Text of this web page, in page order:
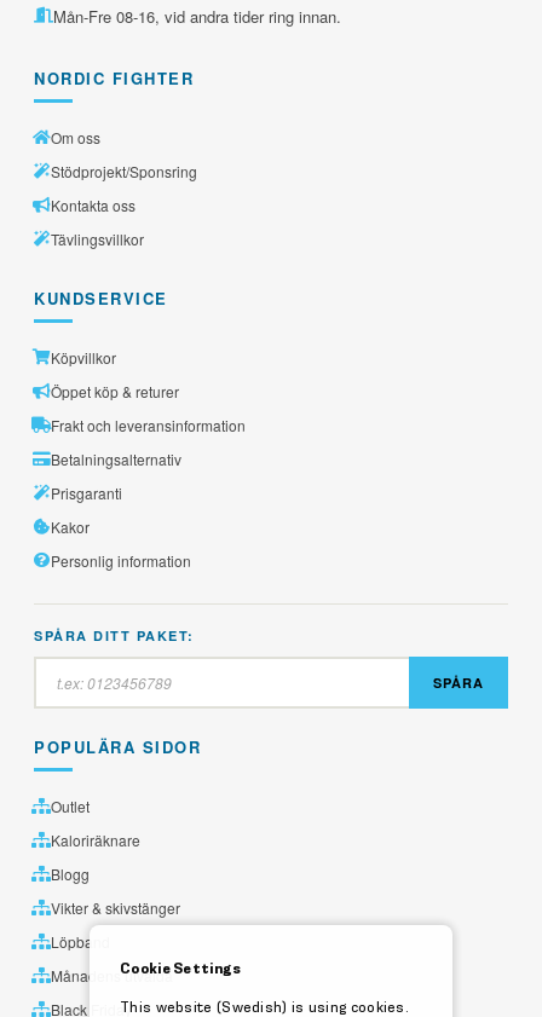
Mån-Fre 08-16, vid andra tider ring innan.
NORDIC FIGHTER
Om oss
Stödprojekt/Sponsring
Kontakta oss
Tävlingsvillkor
KUNDSERVICE
Köpvillkor
Öppet köp & returer
Frakt och leveransinformation
Betalningsalternativ
Prisgaranti
Kakor
Personlig information
SPÅRA DITT PAKET:
SPÅRA
POPULÄRA SIDOR
Outlet
Kaloriräknare
Blogg
Vikter & skivstänger
Löpband
Månadens utvalda
Black Friday
Cookie Settings
This website (Swedish) is using cookies.